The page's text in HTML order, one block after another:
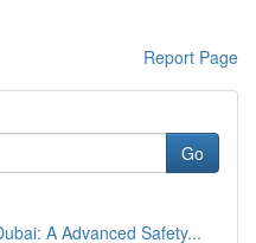
Report Page
Go
A Advanced Safety...